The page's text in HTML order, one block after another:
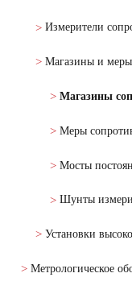
Измерители
Магазины и
Магазины
Меры
Мосты
Шунты
Установки
Метрологическое